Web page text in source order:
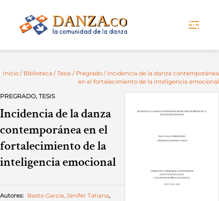
Inicio / Biblioteca / Tesis / Pregrado / Incidencia de la danza contemporánea
en el fortalecimiento de la inteligencia emocional
PREGRADO, TESIS
Incidencia de la danza
contemporánea en el
fortalecimiento de la
inteligencia emocional
Autores: Basto García, Jenifer Tatiana,